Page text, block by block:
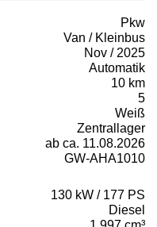
Pkw
Van / Kleinbus
Nov / 2025
Automatik
10 km
5
Weiß
Zentrallager
ab ca. 11.08.2026
GW-AHA1010
130 kW / 177 PS
Diesel